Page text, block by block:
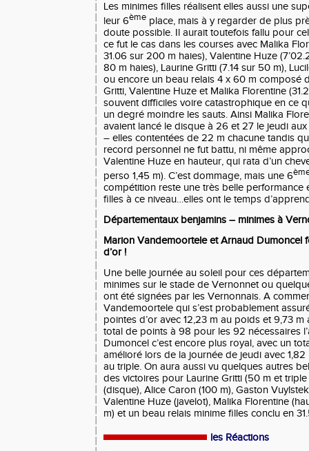
Les minimes filles réalisent elles aussi une
leur 6ème place, mais à y regarder de plus
doute possible. Il aurait toutefois fallu pour
ce fut le cas dans les courses avec Malika
31.06 sur 200 m haies), Valentine Huze
80 m haies), Laurine Gritti (7.14 sur 50 m),
ou encore un beau relais 4 x 60 m composé
Gritti, Valentine Huze et Malika Florentine
souvent difficiles voire catastrophique en ce
un degré moindre les sauts. Ainsi Malika
avaient lancé le disque à 26 et 27 le jeudi
– elles contentées de 22 m chacune tandis
record personnel ne fut battu, ni même
Valentine Huze en hauteur, qui rata d’un
perso 1,45 m). C’est dommage, mais une 6
compétition reste une très belle performance
filles à ce niveau…elles ont le temps
Départementaux benjamins – minimes à
Marion Vandemoortele et Arnaud Dumoncel
d’or !
Une belle journée au soleil pour ces
minimes sur le stade de Vernonnet ou
ont été signées par les Vernonnais. A
Vandemoortele qui s’est probablement
pointes d’or avec 12,23 m au poids et 9,73
total de points à 98 pour les 92 nécessaires
Dumoncel c’est encore plus royal, avec un
amélioré lors de la journée de jeudi avec 1,82
au triple. On aura aussi vu quelques autres
des victoires pour Laurine Gritti (50 m et
(disque), Alice Caron (100 m), Gaston
Valentine Huze (javelot), Malika Florentine
m) et un beau relais minime filles conclu en
les Réactions